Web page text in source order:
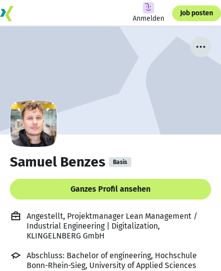
Anmelden
Job posten
Samuel Benzes Basis
Ganzes Profil ansehen
Angestellt, Projektmanager Lean Management /
Industrial Engineering | Digitalization,
KLINGELNBERG GmbH
Abschluss: Bachelor of engineering, Hochschule
Bonn-Rhein-Sieg, University of Applied Sciences